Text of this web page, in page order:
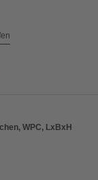
WPC, LxBxH